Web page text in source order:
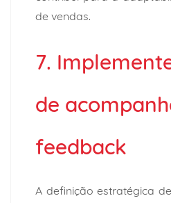
de vendas.
7.
de
feedback
A definição estratégica